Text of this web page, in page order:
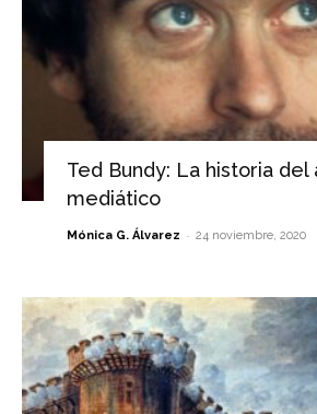
Ted Bundy: La historia del
mediático
Mónica G. Álvarez - 24 noviembre, 2020